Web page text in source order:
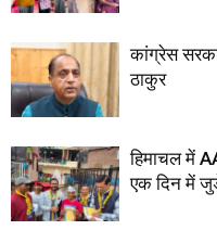
कांग्रेस
ठाकुर
हिमाचल में
एक दिन में